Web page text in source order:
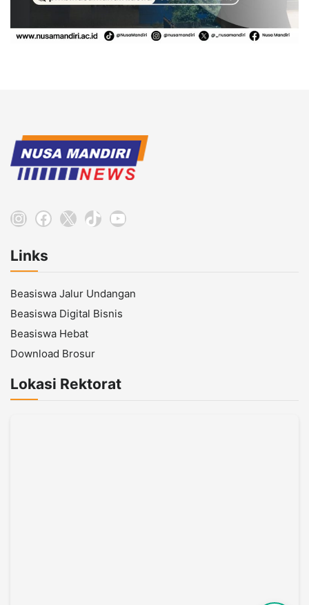
Instagram
Facebook
X TikTokYouTube
Links
Beasiswa Jalur Undangan
Beasiswa Digital Bisnis
Beasiswa Hebat
Download Brosur
Lokasi Rektorat